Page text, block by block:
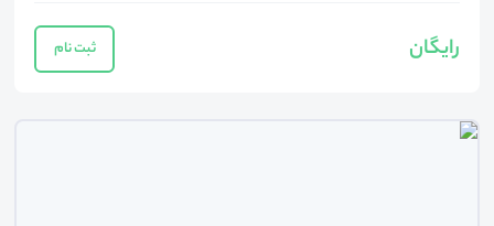
رایگان ثبت نام